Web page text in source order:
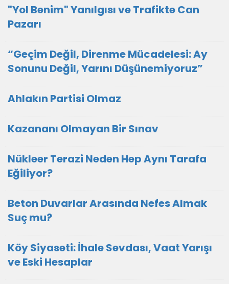
"Yol Benim" Yanılgısı ve Trafikte Can
Pazarı
“Geçim Değil, Direnme Mücadelesi: Ay
Sonunu Değil, Yarını Düşünemiyoruz”
Ahlakın Partisi Olmaz
Kazananı Olmayan Bir Sınav
Nükleer Terazi Neden Hep Aynı Tarafa
Eğiliyor?
Beton Duvarlar Arasında Nefes Almak
Suç mu?
Köy Siyaseti: İhale Sevdası, Vaat Yarışı
ve Eski Hesaplar